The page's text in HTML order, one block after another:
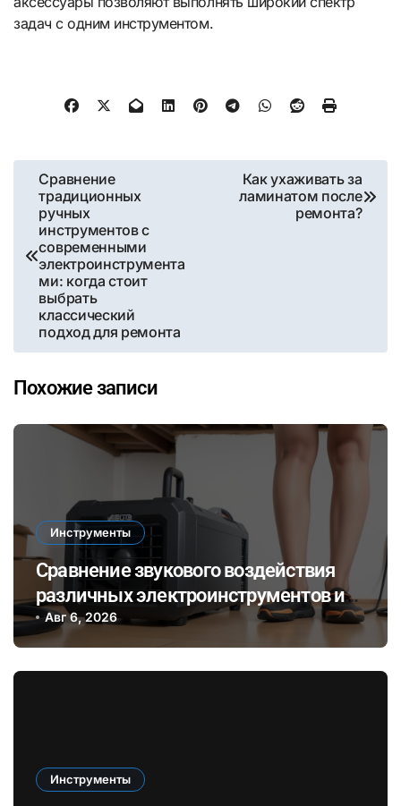
задач с одним инструментом.
Навигация
записям
Сравнение
традиционных
ручных
инструментов с
современными
электроинструмента
ми: когда стоит
выбрать
классический
подход для ремонта
Как ухаживать за
ламинатом после
ремонта?
Похожие записи
Инструменты
Сравнение звукового воздействия
различных электроинструментов и
его влияние на здоровье при ремонте
в закрытых помещениях
Авг 6, 2026
Инструменты